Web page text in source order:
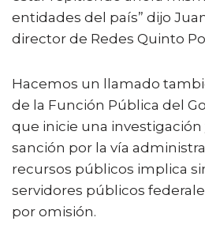
entidades del país” dijo
director de Redes Quinto
Hacemos un llamado
de la Función Pública del
que inicie una
sanción por la vía
recursos públicos implica
servidores públicos
por omisión.